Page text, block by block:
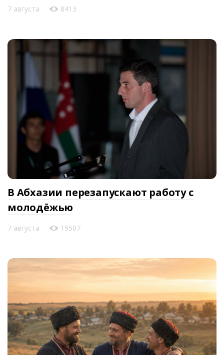
7 августа 8413
В Абхазии перезапускают работу с
молодёжью
7 августа 19507